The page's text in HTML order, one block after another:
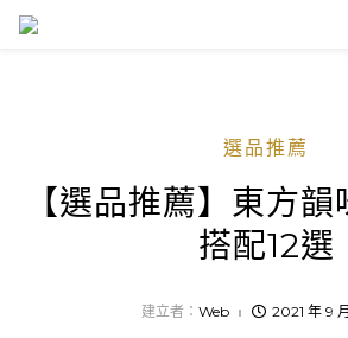
Skip
選品推薦
【選品推薦】東方
搭配12選
建立者： Web 2021 年 9